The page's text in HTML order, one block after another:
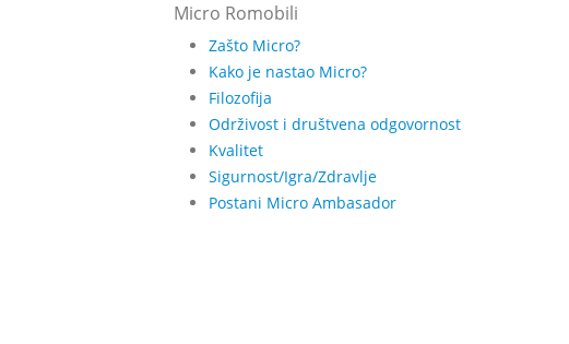
Micro Romobili
Zašto Micro?
Kako je nastao Micro?
Filozofija
Održivost i društvena odgovornost
Kvalitet
Sigurnost/Igra/Zdravlje
Postani Micro Ambasador